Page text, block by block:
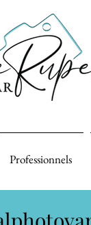
Professionnels